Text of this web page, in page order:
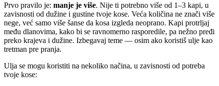
Prvo pravilo je: manje je više. Nije ti potrebno više od 1–3 kapi, u
zavisnosti od dužine i gustine tvoje kose. Veća količina ne znači više
nege, već samo više šanse da kosa izgleda neoprano. Kapi protrljaj
među dlanovima, kako bi se ravnomerno rasporedile, pa nežno pređi
preko krajeva i dužine. Izbegavaj teme — osim ako koristiš ulje kao
tretman pre pranja.
Ulja se mogu koristiti na nekoliko načina, u zavisnosti od potreba
tvoje kose: